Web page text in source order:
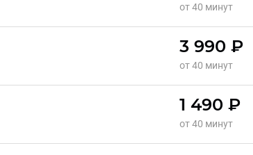
от 40 минут
3 990 ₽
от 40 минут
1 490 ₽
от 40 минут